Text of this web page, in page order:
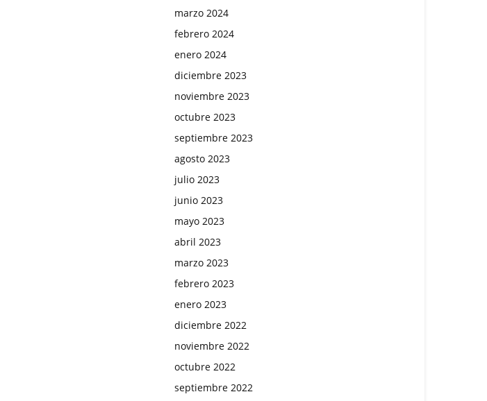
marzo 2024
febrero 2024
enero 2024
diciembre 2023
noviembre 2023
octubre 2023
septiembre 2023
agosto 2023
julio 2023
junio 2023
mayo 2023
abril 2023
marzo 2023
febrero 2023
enero 2023
diciembre 2022
noviembre 2022
octubre 2022
septiembre 2022